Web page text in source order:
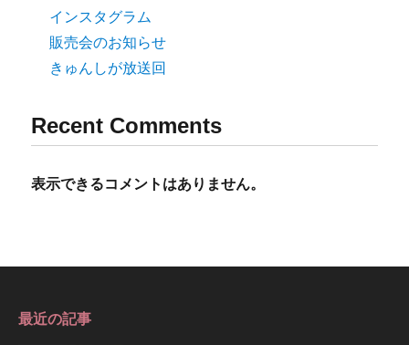
インスタグラム
販売会のお知らせ
きゅんしが放送回
Recent Comments
表示できるコメントはありません。
最近の記事